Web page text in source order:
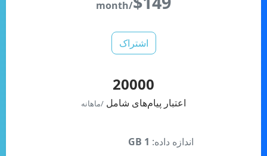
اعتبار پیام‌های شامل
پرداخت به اندازه مصرف: